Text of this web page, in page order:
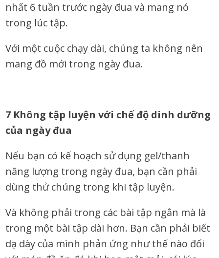
nhất 6 tuần trước ngày đua và mang nó
trong lúc tập.
Với một cuộc chạy dài, chúng ta không nên
mang đồ mới trong ngày đua.
7 Không tập luyện với chế độ dinh dưỡng
của ngày đua
Nếu bạn có kế hoạch sử dụng gel/thanh
năng lượng trong ngày đua, bạn cần phải
dùng thử chúng trong khi tập luyện.
Và không phải trong các bài tập ngắn mà là
trong một bài tập dài hơn. Bạn cần phải biết
dạ dày của mình phản ứng như thế nào đối